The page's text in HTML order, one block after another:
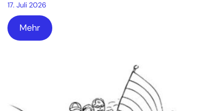
17. Juli 2026
Mehr